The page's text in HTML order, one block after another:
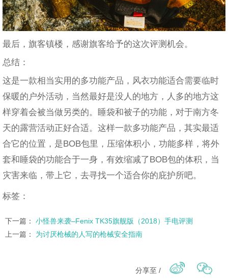
最后，旗客镇楼，感谢旗客给予的这次评测机会。
总结：
这是一款相当实用的多功能产品，风衣功能适合需要临时
保暖的户外活动，当然最好是没人的地方，人多的地方这
样穿着会被当做另类的。睡袋和被子的功能，对于南方冬
天的露营活动正好合适。这样一款多功能产品，其实最适
合它的位置，是BOB包里，压缩体积小，功能多样，将外
套和睡袋的功能合于一身，有效缩减了BOB包的体积，当
灾害来临，带上它，去寻找一个适合你的庇护所吧。
标签：
下一篇： 小怪兽来袭–Fenix TK35旗舰版（2018）手电评测
上一篇： 为讨厌枪械的人写的枪械安全指南
分享至 /